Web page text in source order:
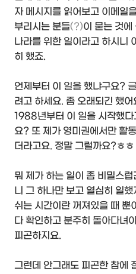
자 메시지를 읽어보고 이메일
부리시는 분들(?)이 묻는 것에
나라를 위한 일이라고 하시니
히 했죠.
언제부터 이 일을 했냐구요?
려고 하세요. 좀 오래되긴 했
1988년부터 이 일을 시작했
요? 또 제가 영미권에서만 활
더라고요. 정말 그럴까요?ㅎㅎ
뭐 제가 하는 일이 좀 비밀스
니 그 하나만 보고 열심히 일
쉬는 시간이란 꺼져있을 때 뿐
다 확인하고 분주히 돌아다녀
피곤하지요.
그런데 안그래도 피곤한 참에